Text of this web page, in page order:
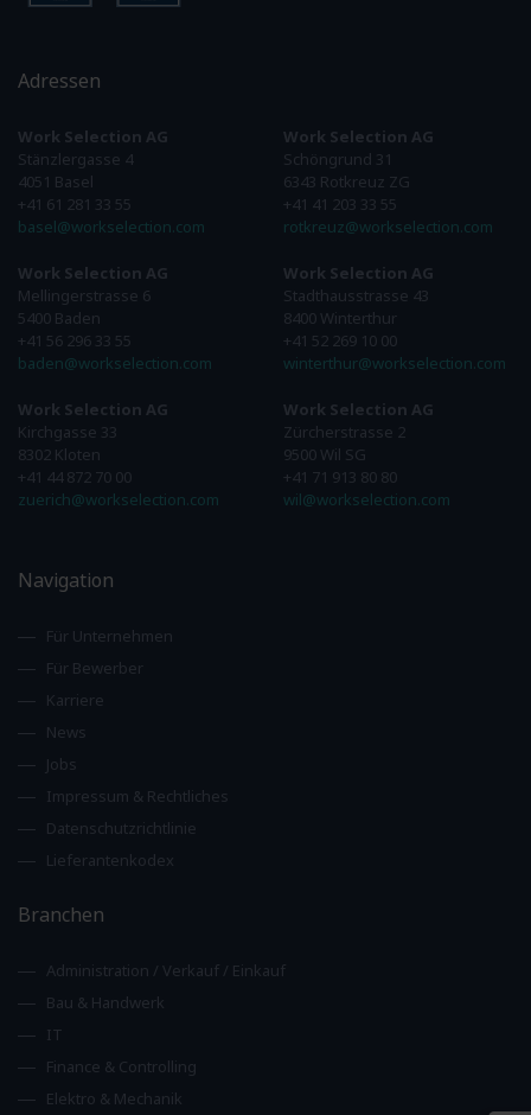
Adressen
Work Selection AG
Stänzlergasse 4
4051 Basel
+41 61 281 33 55
basel@workselection.com
Work Selection AG
Mellingerstrasse 6
5400 Baden
+41 56 296 33 55
baden@workselection.com
Work Selection AG
Kirchgasse 33
8302 Kloten
+41 44 872 70 00
zuerich@workselection.com
Work Selection AG
Schöngrund 31
6343 Rotkreuz ZG
+41 41 203 33 55
rotkreuz@workselection.com
Work Selection AG
Stadthausstrasse 43
8400 Winterthur
+41 52 269 10 00
winterthur@workselection.com
Work Selection AG
Zürcherstrasse 2
9500 Wil SG
+41 71 913 80 80
wil@workselection.com
Navigation
Für Unternehmen
Für Bewerber
Karriere
News
Jobs
Impressum & Rechtliches
Datenschutzrichtlinie
Lieferantenkodex
Branchen
Administration / Verkauf / Einkauf
Bau & Handwerk
IT
Finance & Controlling
Elektro & Mechanik